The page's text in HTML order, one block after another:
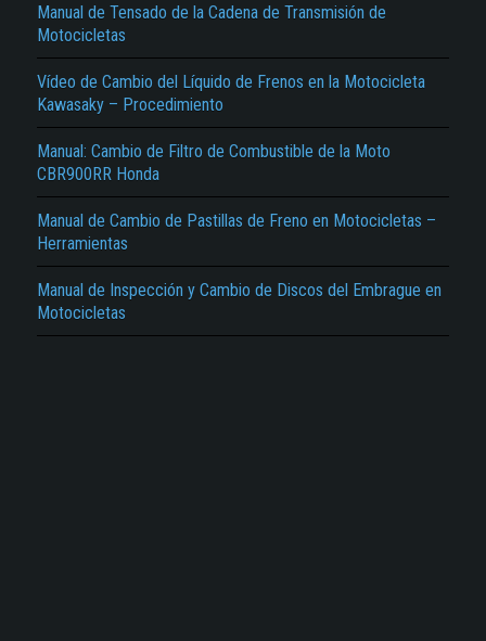
Manual de Tensado de la Cadena de Transmisión de
Motocicletas
Vídeo de Cambio del Líquido de Frenos en la Motocicleta
Kawasaky – Procedimiento
Manual: Cambio de Filtro de Combustible de la Moto
CBR900RR Honda
Manual de Cambio de Pastillas de Freno en Motocicletas –
Herramientas
Manual de Inspección y Cambio de Discos del Embrague en
Motocicletas
El Título es incorrecto según el contenido.
Texto o Imagen de portada son erróneos.
No carga o no se visualiza el contenido.
Reportar otro tipo de error...